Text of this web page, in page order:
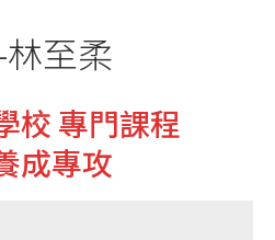
林至柔
校 專門課程
成專攻